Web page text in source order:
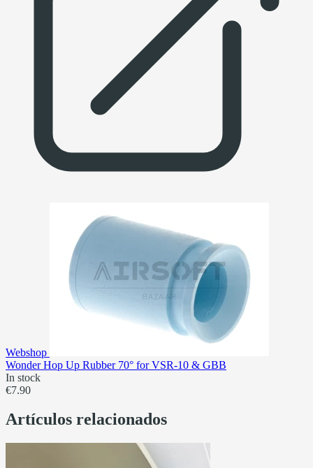
Webshop
Wonder Hop Up Rubber 70° for VSR-10 & GBB
In stock
€7.90
Artículos relacionados